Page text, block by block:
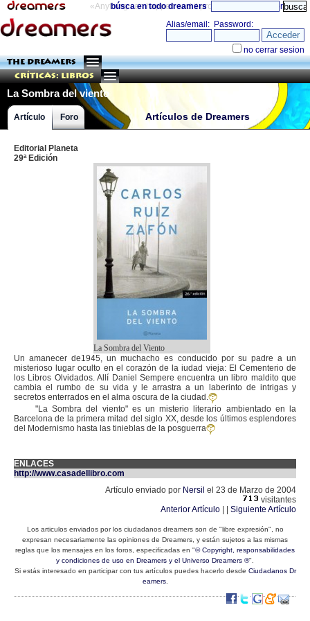
«Anything can happen and it probably will» directorio
búsca en todo dreamers
THE DREAMERS
Críticas: Libros
La Sombra del viento
Artículos de Dreamers
Artículo Foro
Editorial Planeta
29ª Edición
La Sombra del Viento
Un amanecer de1945, un muchacho es conducido por su padre a un
misterioso lugar oculto en el corazón de la iudad vieja: El Cementerio de
los Libros Olvidados. Allí Daniel Sempere encuentra un libro maldito que
cambia el rumbo de su vida y le arrastra a un laberinto de intrigas y
secretos enterrados en el alma oscura de la ciudad.
"La Sombra del viento" es un misterio literario ambientado en la
Barcelona de la primera mitad del siglo XX, desde los últimos esplendores
del Modernismo hasta las tinieblas de la posguerra
ENLACES
http://www.casadellibro.com
Artículo enviado por Nersil el 23 de Marzo de 2004
visitantes
Anterior Artículo
Siguiente Artículo
Los articulos enviados por los ciudadanos dreamers son de "libre expresión", no
expresan necesariamente las opiniones de Dreamers, y están sujetos a las mismas
reglas que los mensajes en los foros, especificadas en "© Copyright, responsabilidades
y condiciones de uso en Dreamers y el Universo Dreamers ®".
Si estás interesado en participar con tus artículos puedes hacerlo desde Ciudadanos Dr
eamers.